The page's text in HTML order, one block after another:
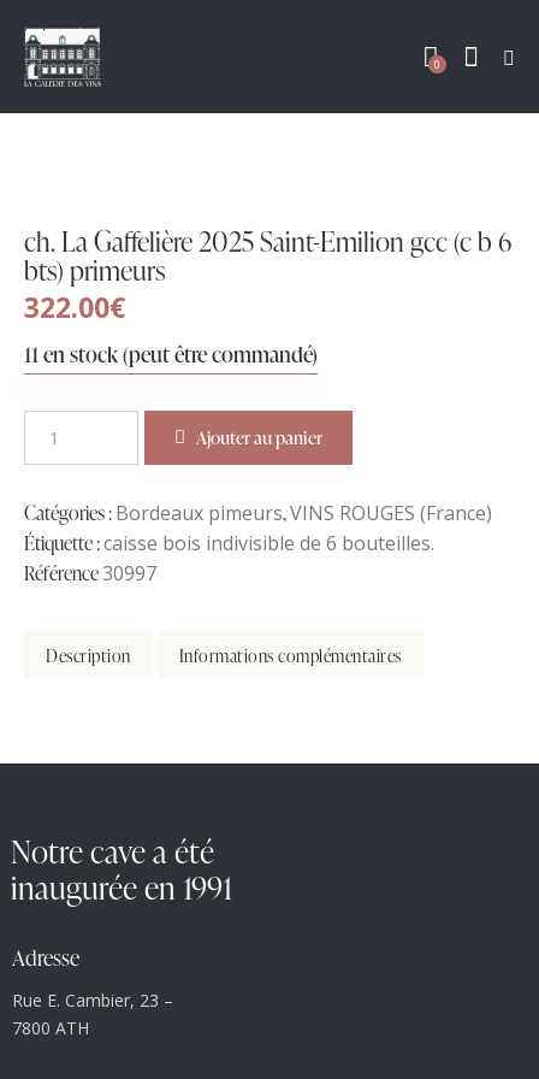
0
ch. La Gaffelière 2025 Saint-Emilion gcc (c b 6
bts) primeurs
322.00€
11 en stock (peut être commandé)
Ajouter au panier
Catégories :Bordeaux pimeurs,VINS ROUGES (France)
Étiquette :caisse bois indivisible de 6 bouteilles.
Référence30997
Description Informations complémentaires
Notre cave a été
inaugurée en 1991
Adresse
Rue E. Cambier, 23 –
7800 ATH